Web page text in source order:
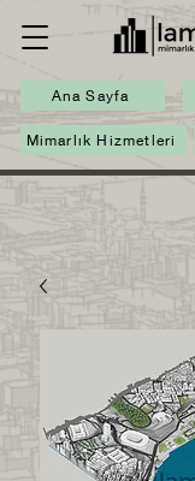
Ana Sayfa
Mimarlık Hizmetleri